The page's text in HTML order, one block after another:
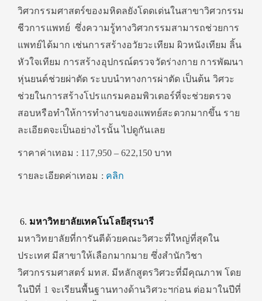
วิศวกรรมศาสตร์ของมหิดลยังโดดเด่นในสาขาวิศวกรรม
ชีวการแพทย์ ซึ่งความรู้ทางวิศวกรรมสามารถช่วยการ
แพทย์ได้มาก เช่นการสร้างอวัยวะเทียม ผิวหนังเทียม ลิ้น
หัวใจเทียม การสร้างอุปกรณ์ตรวจวัดร่างกาย การพัฒนา
หุ่นยนต์ช่วยผ่าตัด ระบบนำทางการผ่าตัด เป็นต้น วิศวะ
ช่วยในการสร้างโปรแกรมคอมพิวเตอร์ที่จะช่วยตรวจ
สอบหรือทำให้การทำงานของแพทย์สะดวกมากขึ้น ราย
ละเอียดจะเป็นอย่างไรนั้น ไปดูกันเลย
ราคาค่าเทอม : 117,950 – 622,150 บาท
รายละเอียดค่าเทอม : คลิก
มหาวิทยาลัยเทคโนโลยีสุรนารี
มหาวิทยาลัยที่การันตีด้วยคณะวิศวะที่ใหญ่ที่สุดใน
ประเทศ มีสาขาให้เลือกมากมาย ซึ่งสำนักวิชา
วิศวกรรมศาสตร์ มทส. มีหลักสูตรวิศวะที่มีคุณภาพ โดย
ในปีที่ 1 จะเรียนพื้นฐานทางด้านวิศวะฯก่อน ต่อมาในปีที่